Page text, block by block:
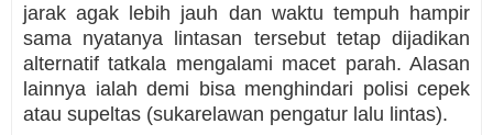
jarak agak lebih jauh dan waktu tempuh hampir
sama nyatanya lintasan tersebut tetap dijadikan
alternatif tatkala mengalami macet parah. Alasan
lainnya ialah demi bisa menghindari polisi cepek
atau supeltas (sukarelawan pengatur lalu lintas).